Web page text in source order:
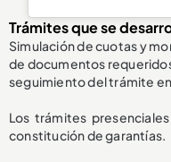
Trámites que se
Simulación de cuotas y
de documentos
seguimiento del trámite
Los trámites
constitución de garantías.